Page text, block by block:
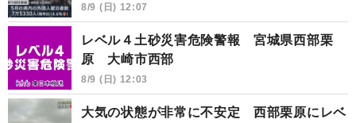
8/9 (日) 12:07
レベル４土砂災害危険警報 宮城県西部栗
原 大崎市西部
8/9 (日) 12:03
大気の状態が非常に不安定 西部栗原にレベ